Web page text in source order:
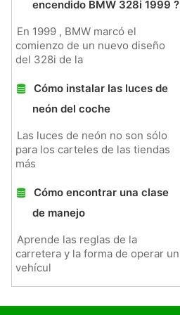
encendido BMW 328i 1999 ?
En 1999 , BMW marcó el
comienzo de un nuevo diseño
del 328i de la
Cómo instalar las luces de
neón del coche
Las luces de neón no son sólo
para los carteles de las tiendas
más
Cómo encontrar una clase
de manejo
Aprende las reglas de la
carretera y la forma de operar un
vehícul